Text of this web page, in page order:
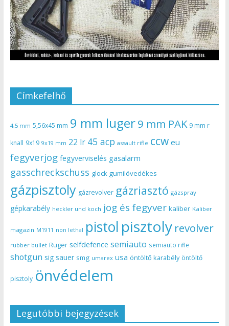
Címkefelhő
4,5 mm 5,56x45 mm 9 mm luger9 mm PAK 9 mm r
knall 9x19 9x19 mm 22 lr 45 acp assault rifle ccw eu
fegyverjog fegyverviselés gasalarm
gasschreckschuss glock gumilövedékes
gázpisztoly gázrevolver gázriasztó gázspray
gépkarabély heckler und koch jog és fegyver kaliber Kaliber
magazin M1911 non lethal pistol pisztoly revolver
rubber bullet Ruger selfdefence semiauto semiauto rifle
shotgun sig sauer smg umarex usa öntöltő karabély öntöltő
pisztoly önvédelem
Legutóbbi bejegyzések